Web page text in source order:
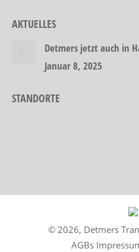
AKTUELLES
Detmers jetzt auch in
Januar 8, 2025
STANDORTE
© 2026, Detmers
AGBs